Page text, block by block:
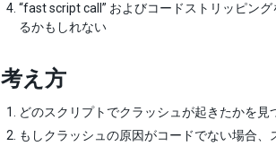
“fast script call” およびコードストリッピン
るかもしれない
考え方
どのスクリプトでクラッシュが起きたかを
もしクラッシュの原因がコードでない場合